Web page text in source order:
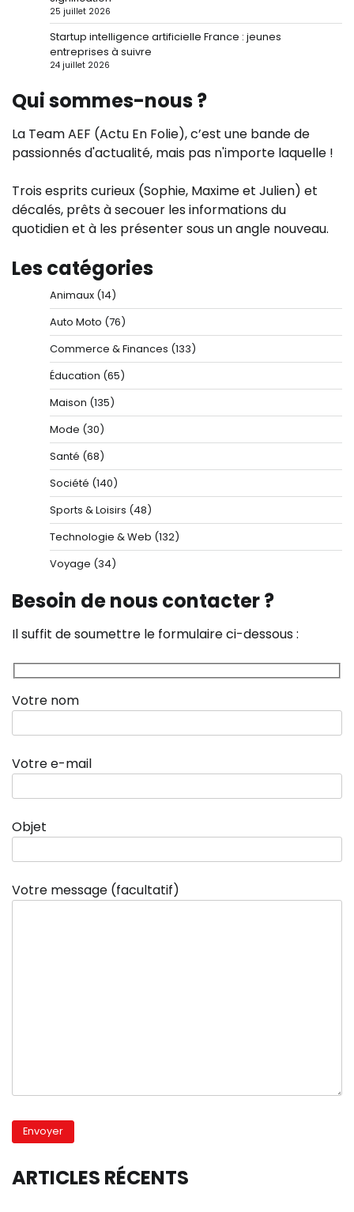
25 juillet 2026
Startup intelligence artificielle France : jeunes
entreprises à suivre
24 juillet 2026
Qui sommes-nous ?
La Team AEF (Actu En Folie), c’est une bande de
passionnés d'actualité, mais pas n'importe laquelle !
Trois esprits curieux (Sophie, Maxime et Julien) et
décalés, prêts à secouer les informations du
quotidien et à les présenter sous un angle nouveau.
Les catégories
Animaux (14)
Auto Moto (76)
Commerce & Finances (133)
Éducation (65)
Maison (135)
Mode (30)
Santé (68)
Société (140)
Sports & Loisirs (48)
Technologie & Web (132)
Voyage (34)
Besoin de nous contacter ?
Il suffit de soumettre le formulaire ci-dessous :
Votre nom
Votre e-mail
Objet
Votre message (facultatif)
ARTICLES RÉCENTS